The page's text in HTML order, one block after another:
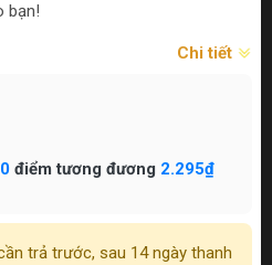
bạn!
Chi tiết
điểm tương đương 2.295₫
cần trả trước, sau 14 ngày thanh